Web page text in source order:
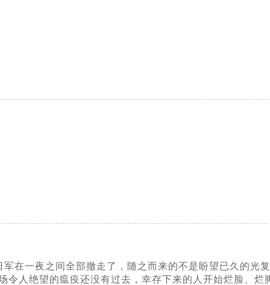
军在一夜之间全部撤走了，随之而来的不是盼望已久的
令人绝望的瘟疫还没有过去，幸存下来的人开始烂脸、